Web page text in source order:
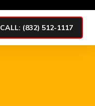
CALL: (832) 512-1117